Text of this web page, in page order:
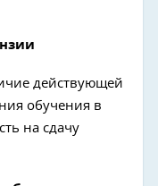
действующей
обучения в
на сдачу